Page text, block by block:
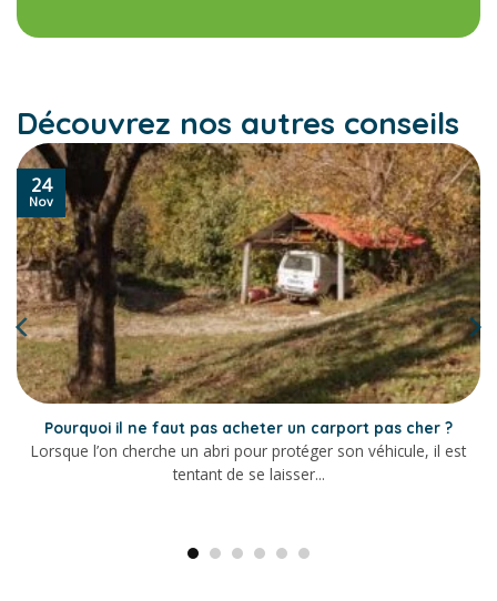
Découvrez nos autres conseils
Pourquoi il ne faut pas acheter un carport pas cher ?
Lorsque l’on cherche un abri pour protéger son véhicule, il est
tentant de se laisser...
24
Nov